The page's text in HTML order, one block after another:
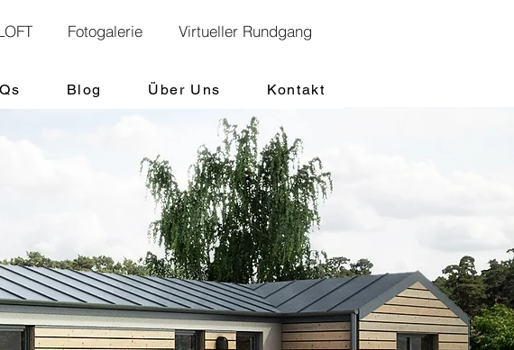
Fotogalerie Virtueller Rundgang
Blog Über Uns Kontakt